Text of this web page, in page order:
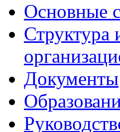
Основные
Структура
Документы